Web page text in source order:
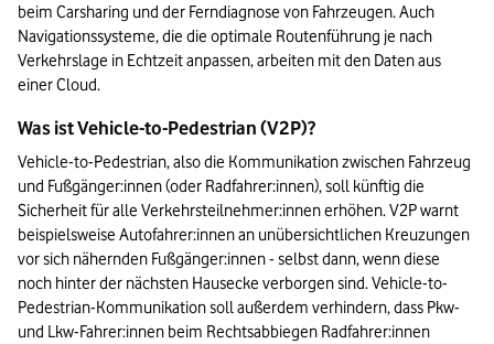
beim Carsharing und der Ferndiagnose von Fahrzeugen. Auch
Navigationssysteme, die die optimale Routenführung je nach
Verkehrslage in Echtzeit anpassen, arbeiten mit den Daten aus
einer Cloud.
Was ist Vehicle-to-Pedestrian (V2P)?
Vehicle-to-Pedestrian, also die Kommunikation zwischen Fahrzeug
und Fußgänger:innen (oder Radfahrer:innen), soll künftig die
Sicherheit für alle Verkehrsteilnehmer:innen erhöhen. V2P warnt
beispielsweise Autofahrer:innen an unübersichtlichen Kreuzungen
vor sich nähernden Fußgänger:innen - selbst dann, wenn diese
noch hinter der nächsten Hausecke verborgen sind. Vehicle-to-
Pedestrian-Kommunikation soll außerdem verhindern, dass Pkw-
und Lkw-Fahrer:innen beim Rechtsabbiegen Radfahrer:innen